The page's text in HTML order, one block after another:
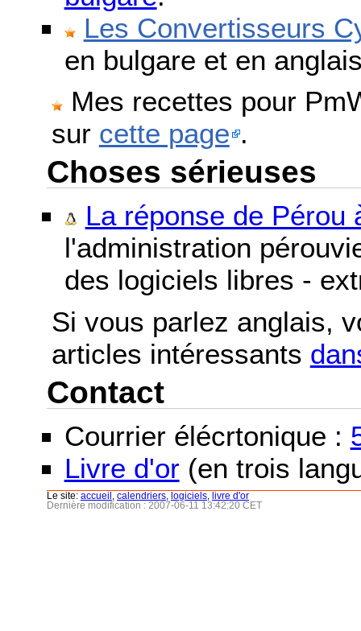
Les Convertisseurs
en bulgare et en
Mes recettes pour
sur cette page .
Choses sérieuses
La réponse de Pérou
l'administration
des logiciels libres -
Si vous parlez anglais,
articles intéressants
Contact
Courrier élécrtonique :
Livre d'or (en trois
Le site: accueil calendriers logiciels
livre d'or
Dernière modification : 2007-06-11 13:42:20 CET